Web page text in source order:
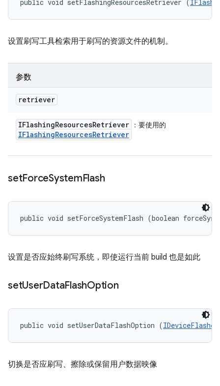
public void setFlashingResourcesRetriever (
设置刷写工具检索用于刷写的资源文件的机制。
参数
retriever
IFlashingResourcesRetriever ：要使用的
IFlashingResourcesRetriever
setForceSystemFlash
public void setForceSystemFlash (boolean
设置是否应始终刷写系统，即使运行当前 build 也是如此
setUserDataFlashOption
public void setUserDataFlashOption (
切换是否应刷写、擦除或保留用户数据映像